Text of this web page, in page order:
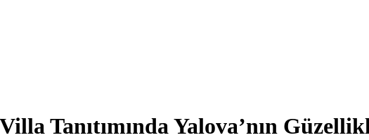
Tanıtımında Yalova’nın